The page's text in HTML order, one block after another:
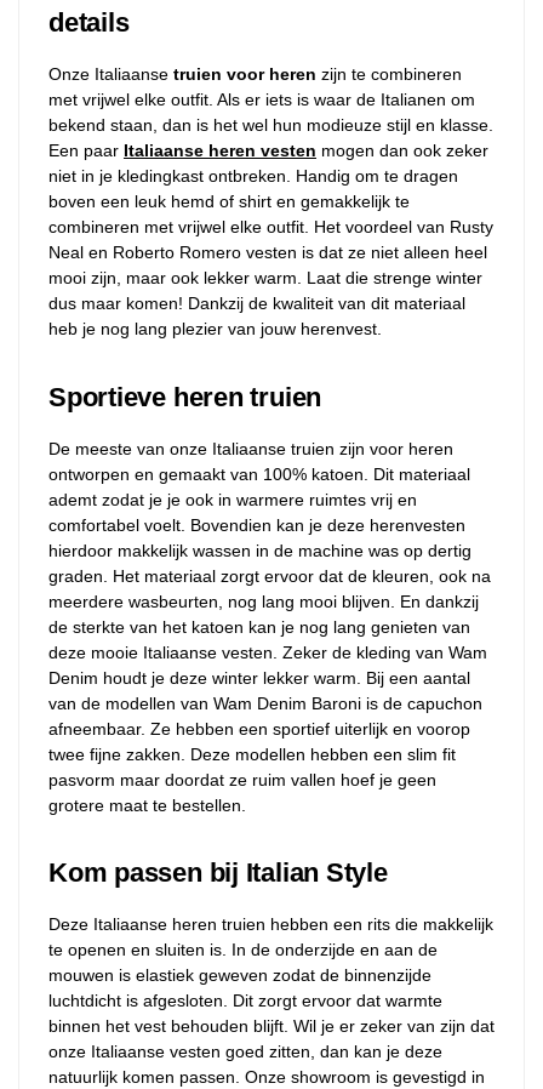
details
Onze Italiaanse truien voor heren zijn te combineren
met vrijwel elke outfit. Als er iets is waar de Italianen om
bekend staan, dan is het wel hun modieuze stijl en klasse.
Een paar Italiaanse heren vesten mogen dan ook zeker
niet in je kledingkast ontbreken. Handig om te dragen
boven een leuk hemd of shirt en gemakkelijk te
combineren met vrijwel elke outfit. Het voordeel van Rusty
Neal en Roberto Romero vesten is dat ze niet alleen heel
mooi zijn, maar ook lekker warm. Laat die strenge winter
dus maar komen! Dankzij de kwaliteit van dit materiaal
heb je nog lang plezier van jouw herenvest.
Sportieve heren truien
De meeste van onze Italiaanse truien zijn voor heren
ontworpen en gemaakt van 100% katoen. Dit materiaal
ademt zodat je je ook in warmere ruimtes vrij en
comfortabel voelt. Bovendien kan je deze herenvesten
hierdoor makkelijk wassen in de machine was op dertig
graden. Het materiaal zorgt ervoor dat de kleuren, ook na
meerdere wasbeurten, nog lang mooi blijven. En dankzij
de sterkte van het katoen kan je nog lang genieten van
deze mooie Italiaanse vesten. Zeker de kleding van Wam
Denim houdt je deze winter lekker warm. Bij een aantal
van de modellen van Wam Denim Baroni is de capuchon
afneembaar. Ze hebben een sportief uiterlijk en voorop
twee fijne zakken. Deze modellen hebben een slim fit
pasvorm maar doordat ze ruim vallen hoef je geen
grotere maat te bestellen.
Kom passen bij Italian Style
Deze Italiaanse heren truien hebben een rits die makkelijk
te openen en sluiten is. In de onderzijde en aan de
mouwen is elastiek geweven zodat de binnenzijde
luchtdicht is afgesloten. Dit zorgt ervoor dat warmte
binnen het vest behouden blijft. Wil je er zeker van zijn dat
onze Italiaanse vesten goed zitten, dan kan je deze
natuurlijk komen passen. Onze showroom is gevestigd in